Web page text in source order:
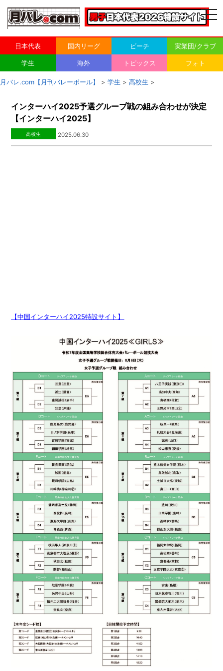
日本代表 国内リーグ ビーチ 実業団/クラブ
学生 海外 トピックス フォト
月バレ.com【月刊バレーボール】 > 学生 > 高校生 >
インターハイ2025予選グループ戦の組み合わせが決定
【インターハイ2025】
高校生 2025.06.30
【中国インターハイ2025特設サイト】